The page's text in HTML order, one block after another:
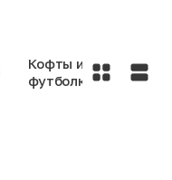
Кофты и
футболки
Нижнее
белье